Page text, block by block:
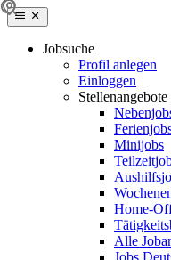
Jobsuche
Profil anlegen
Einloggen
Stellenangebote
Minijobs
Home-
Alle
Jobs